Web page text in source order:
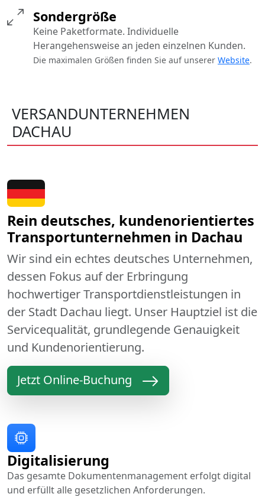
Sondergröße
Keine Paketformate. Individuelle
Herangehensweise an jeden einzelnen Kunden.
Die maximalen Größen finden Sie auf unserer Website.
VERSANDUNTERNEHMEN
DACHAU
Rein deutsches, kundenorientiertes
Transportunternehmen in Dachau
Wir sind ein echtes deutsches Unternehmen,
dessen Fokus auf der Erbringung
hochwertiger Transportdienstleistungen in
der Stadt Dachau liegt. Unser Hauptziel ist die
Servicequalität, grundlegende Genauigkeit
und Kundenorientierung.
Jetzt Online-Buchung
Digitalisierung
Das gesamte Dokumentenmanagement erfolgt digital
und erfüllt alle gesetzlichen Anforderungen.